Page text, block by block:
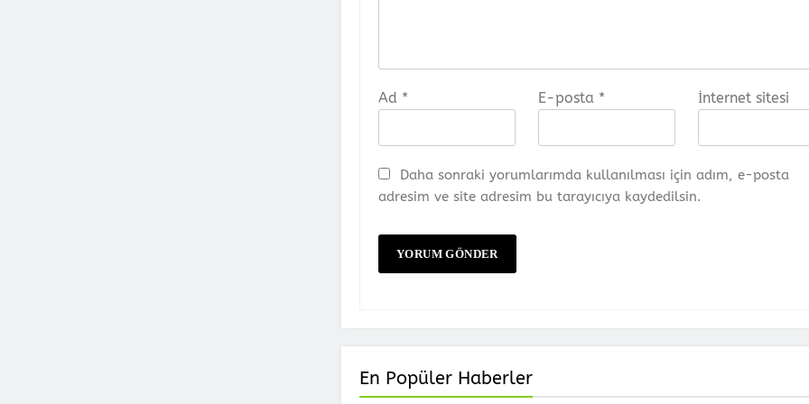
Ad * E-posta * İnternet sitesi
Daha sonraki yorumlarımda kullanılması için adım, e-posta
adresim ve site adresim bu tarayıcıya kaydedilsin.
En Popüler Haberler